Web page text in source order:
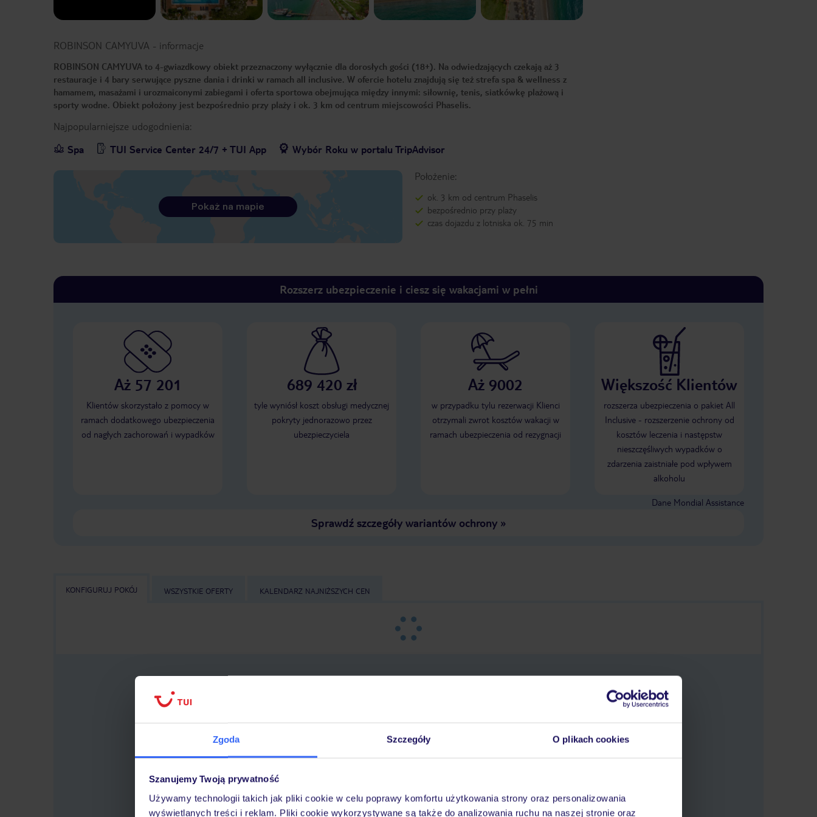
Zgoda Szczegóły O plikach cookies
Szanujemy Twoją prywatność
Używamy technologii takich jak pliki cookie w celu poprawy komfortu użytkowania strony oraz personalizowania
wyświetlanych treści i reklam. Pliki cookie wykorzystywane są także do analizowania ruchu na naszej stronie oraz
ROBINSON CAMYUVA - informacje
ROBINSON CAMYUVA to 4-gwiazdkowy obiekt przeznaczony wyłącznie dla dorosłych gości (18+). Na odwiedzających czekają aż 3
restauracje i 4 bary serwujące pyszne dania i drinki w ramach all inclusive. W ofercie hotelu znajdują się też strefa spa & wellness z
hamamem, masażami i urozmaiconymi zabiegami i oferta sportowa obejmująca między innymi: siłownię, tenis, siatkówkę plażową i
sporty wodne. Obiekt położony jest bezpośrednio przy plaży i ok. 3 km od centrum miejscowości Phaselis.
Najpopularniejsze udogodnienia:
Spa
TUI Service Center 24/7 + TUI App Wybór Roku w portalu TripAdvisor
Położenie:
ok. 3 km od centrum Phaselis
bezpośrednio przy plaży
czas dojazdu z lotniska ok. 75 min
Pokaż na mapie
Rozszerz ubezpieczenie i ciesz się wakacjami w pełni
Aż 57 201
Klientów skorzystało z pomocy w
ramach dodatkowego ubezpieczenia
od nagłych zachorowań i wypadków
689 420 zł
tyle wyniósł koszt obsługi medycznej
pokryty jednorazowo przez
ubezpieczyciela
Aż 9002
w przypadku tylu rezerwacji Klienci
otrzymali zwrot kosztów wakacji w
ramach ubezpieczenia od rezygnacji
Większość Klientów
rozszerza ubezpieczenia o pakiet All
Inclusive - rozszerzenie ochrony od
kosztów leczenia i następstw
nieszczęśliwych wypadków o
zdarzenia zaistniałe pod wpływem
alkoholu
Dane Mondial Assistance
Sprawdź szczegóły wariantów ochrony»
KONFIGURUJ POKÓJ WSZYSTKIE OFERTY KALENDARZ NAJNIŻSZYCH CEN
Wybierz datę wylotu , aby wyświetlić oferty.